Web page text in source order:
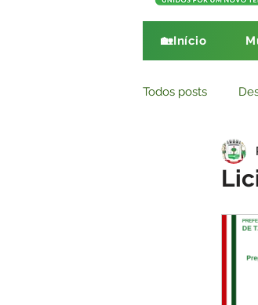
🏡Início
Todos posts
Infraestrutura